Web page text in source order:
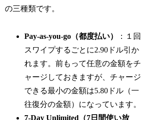
の三種類です。
Pay-as-you-go（都度払い）
：１回
スワイプするごとに2.90ドル引か
れます。前もって任意の金額をチ
ャージしておきますが、チャージ
できる最小の金額は5.80ドル（一
往復分の金額）になっています。
7-Day Unlimited（7日間使い放